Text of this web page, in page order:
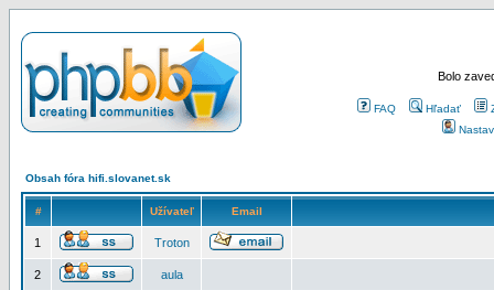
Bolo
FAQ Hľadať
Obsah fóra hifi.slovanet.sk
# Užívateľ Email
1 Troton
2 aula